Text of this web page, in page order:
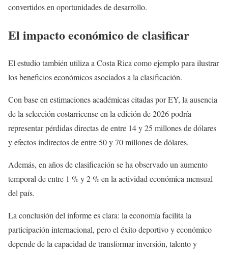
convertidos en oportunidades de desarrollo.
El impacto económico de clasificar
El estudio también utiliza a Costa Rica como ejemplo para ilustrar
los beneficios económicos asociados a la clasificación.
Con base en estimaciones académicas citadas por EY, la ausencia
de la selección costarricense en la edición de 2026 podría
representar pérdidas directas de entre 14 y 25 millones de dólares
y efectos indirectos de entre 50 y 70 millones de dólares.
Además, en años de clasificación se ha observado un aumento
temporal de entre 1 % y 2 % en la actividad económica mensual
del país.
La conclusión del informe es clara: la economía facilita la
participación internacional, pero el éxito deportivo y económico
depende de la capacidad de transformar inversión, talento y